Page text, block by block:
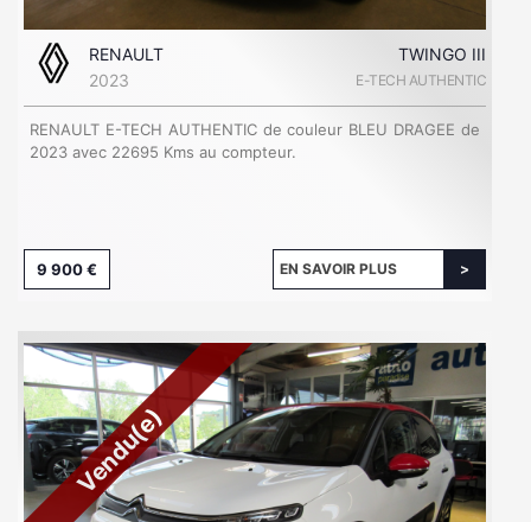
RENAULT
TWINGO III
2023
E-TECH AUTHENTIC
RENAULT E-TECH AUTHENTIC de couleur BLEU DRAGEE de
2023 avec 22695 Kms au compteur.
9 900 € EN SAVOIR PLUS
Vendu(e)